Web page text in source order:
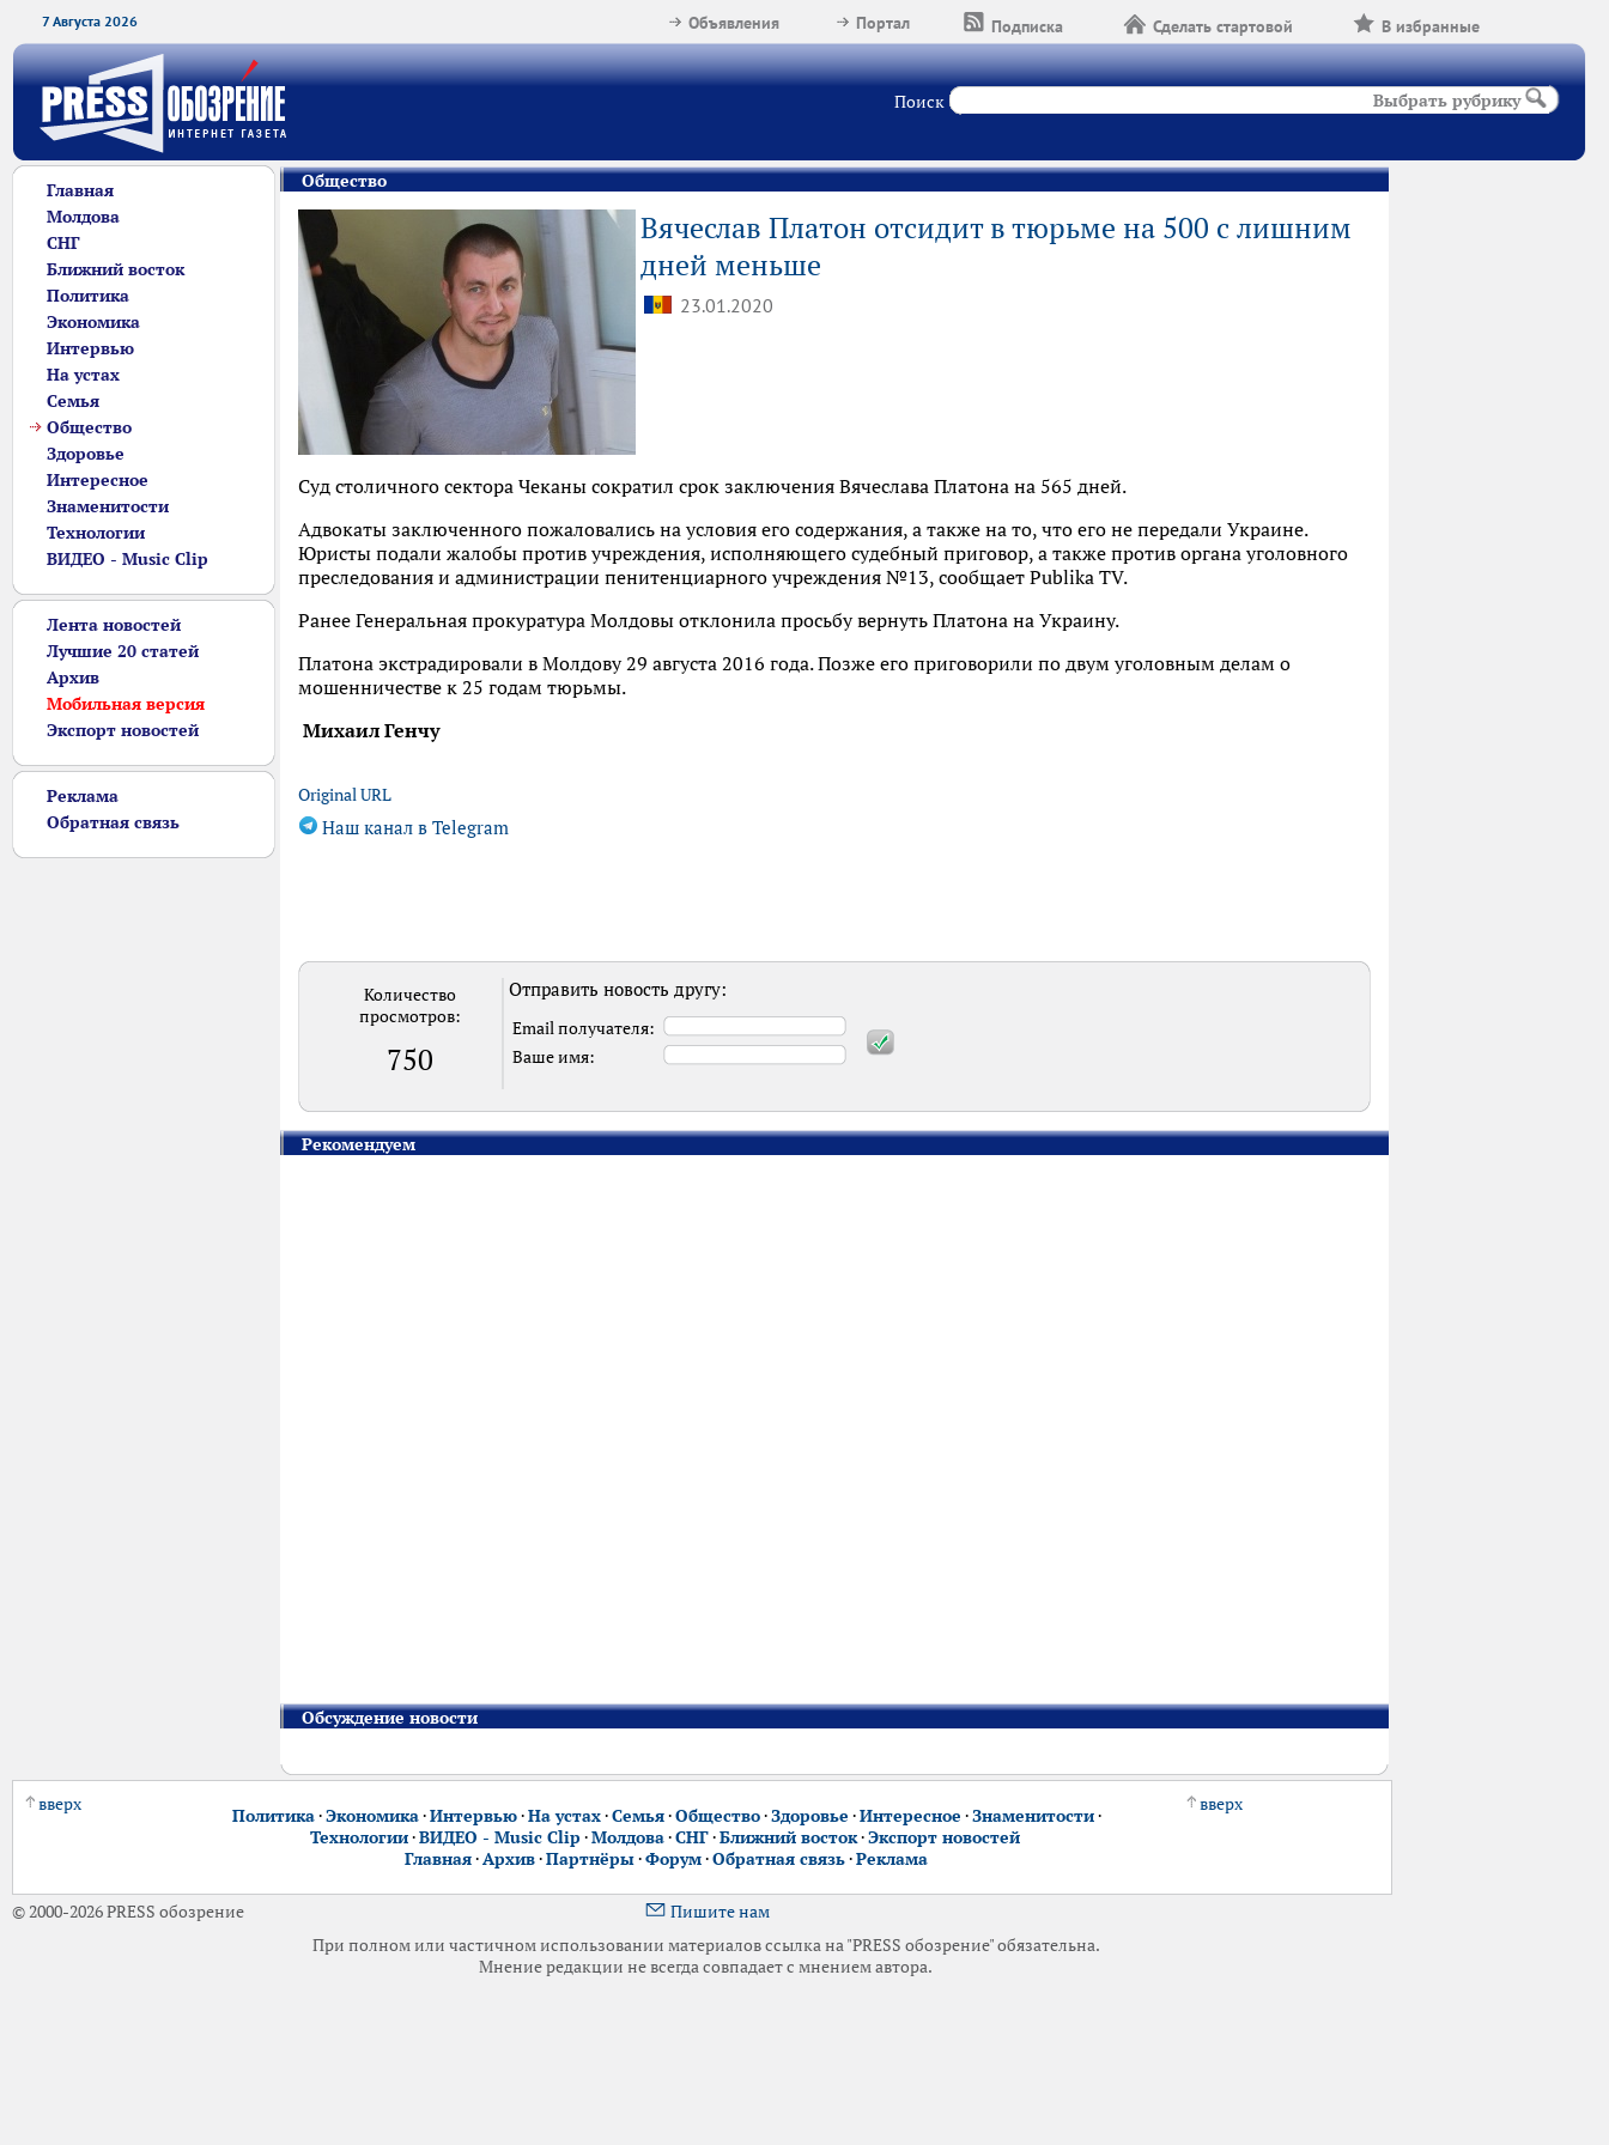
7 Августа 2026 В избранные
Сделать стартовой
Подписка
Портал
Объявления
Поиск Выбрать рубрику
Главная
Молдова
СНГ
Ближний восток
Политика
Экономика
Интервью
На устах
Семья
Общество
Здоровье
Интересное
Знаменитости
Технологии
ВИДЕО - Music Clip
Лента новостей
Лучшие 20 статей
Архив
Мобильная версия
Экспорт новостей
Реклама
Обратная связь
Общество
Вячеслав Платон отсидит в тюрьме на 500 с лишним
дней меньше
23.01.2020
Суд столичного сектора Чеканы сократил срок заключения Вячеслава Платона на 565 дней.
Адвокаты заключенного пожаловались на условия его содержания, а также на то, что его не передали Украине.
Юристы подали жалобы против учреждения, исполняющего судебный приговор, а также против органа уголовного
преследования и администрации пенитенциарного учреждения №13, сообщает Publika TV.
Ранее Генеральная прокуратура Молдовы отклонила просьбу вернуть Платона на Украину.
Платона экстрадировали в Молдову 29 августа 2016 года. Позже его приговорили по двум уголовным делам о
мошенничестве к 25 годам тюрьмы.
Михаил Генчу
Original URL
Наш канал в Telegram
Количество
просмотров:
750
Отправить новость другу:
Email получателя:
Ваше имя:
Рекомендуем
Обсуждение новости
вверх
Политика·Экономика·Интервью·На устах·Семья·Общество·Здоровье ·Интересное ·Знаменитости·
Технологии·ВИДЕО - Music Clip ·Молдова·СНГ·Ближний восток·Экспорт новостей
Главная·Архив·Партнёры·Форум·Обратная связь·Реклама
вверх
© 2000-2026 PRESS обозрение
Пишите нам
При полном или частичном использовании материалов ссылка на "PRESS обозрение" обязательна.
Мнение редакции не всегда совпадает с мнением автора.